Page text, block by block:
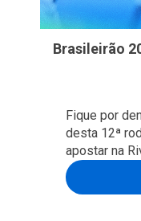
Brasileirão
Fique por
desta 12ª
apostar na